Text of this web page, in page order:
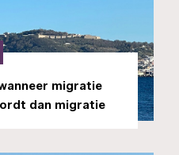
migratie
dan migratie